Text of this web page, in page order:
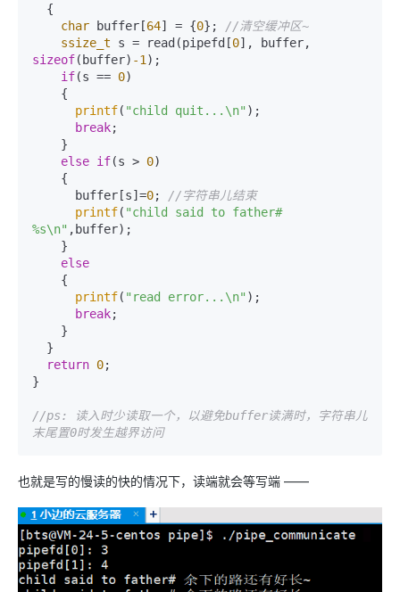
char buffer[64] = {0};
//清空缓冲区~
ssize_t s = read(pipefd[0
sizeof(buffer) -1 );
if(s == 0)
printf( "child quit...\n" );
break;
else if(s > 0)
      buffer[s]=
0;
//字符串儿结束
printf( "child said to father#
%s\n" ,buffer);
else
printf( "read error...\n" );
break;
return 0;
}
//ps: 读入时少读取一个，以避免buffer读满时，字符串儿
末尾置0时发生越界访问
也就是写的慢读的快的情况下，读端就会等写端 ——